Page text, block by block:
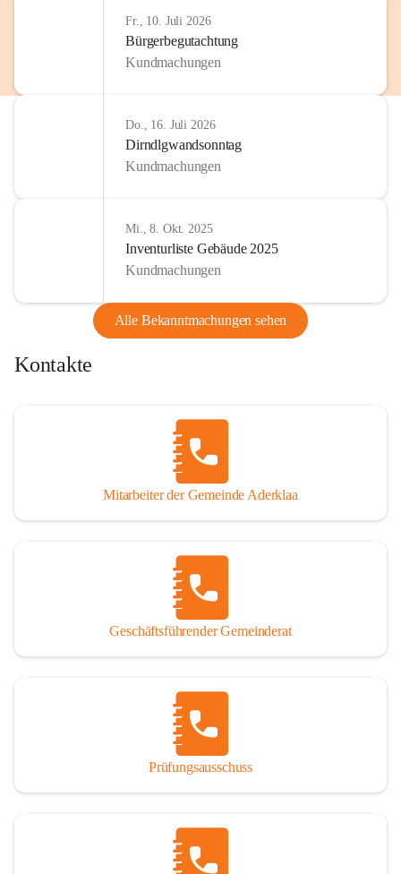
Fr., 10. Juli 2026
Bürgerbegutachtung
Kundmachungen
Do., 16. Juli 2026
Dirndlgwandsonntag
Kundmachungen
Mi., 8. Okt. 2025
Inventurliste Gebäude 2025
Kundmachungen
Alle Bekanntmachungen sehen
Kontakte
Mitarbeiter der Gemeinde Aderklaa
Geschäftsführender Gemeinderat
Prüfungsausschuss